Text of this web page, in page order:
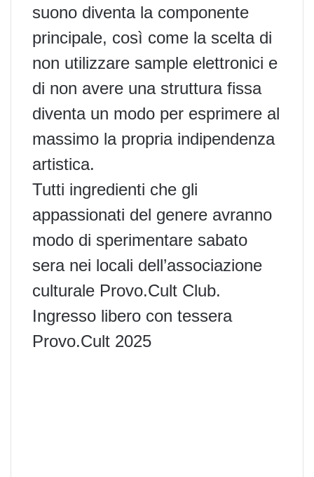
suono diventa la componente
principale, così come la scelta di
non utilizzare sample elettronici e
di non avere una struttura fissa
diventa un modo per esprimere al
massimo la propria indipendenza
artistica.
Tutti ingredienti che gli
appassionati del genere avranno
modo di sperimentare sabato
sera nei locali dell’associazione
culturale Provo.Cult Club.
Ingresso libero con tessera
Provo.Cult 2025